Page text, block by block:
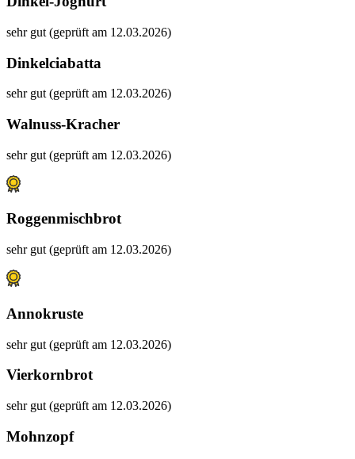
sehr gut (geprüft am 12.03.2026)
Dinkelciabatta
sehr gut (geprüft am 12.03.2026)
Walnuss-Kracher
sehr gut (geprüft am 12.03.2026)
Roggenmischbrot
sehr gut (geprüft am 12.03.2026)
Annokruste
sehr gut (geprüft am 12.03.2026)
Vierkornbrot
sehr gut (geprüft am 12.03.2026)
Mohnzopf